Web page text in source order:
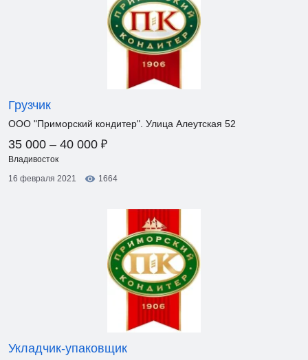
Грузчик
ООО "Приморский кондитер". Улица Алеутская 52
35 000 – 40 000 ₽
Владивосток
16 февраля 2021
1664
Укладчик-упаковщик